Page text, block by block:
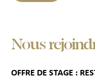
Nous
OFFRE DE STAGE :